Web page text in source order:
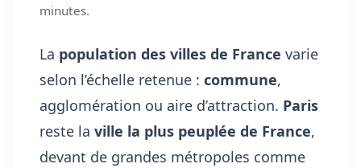
minutes.
La population des villes de France varie
selon l’échelle retenue : commune,
agglomération ou aire d’attraction. Paris
reste la ville la plus peuplée de France,
devant de grandes métropoles comme